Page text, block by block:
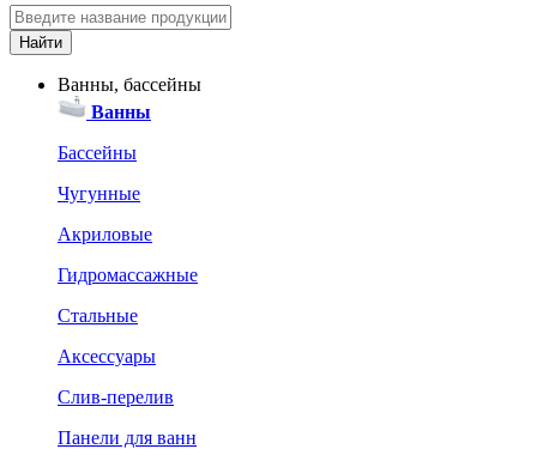
Ванны, бассейны
Ванны
Бассейны
Чугунные
Акриловые
Гидромассажные
Стальные
Аксессуары
Слив-перелив
Панели для ванн